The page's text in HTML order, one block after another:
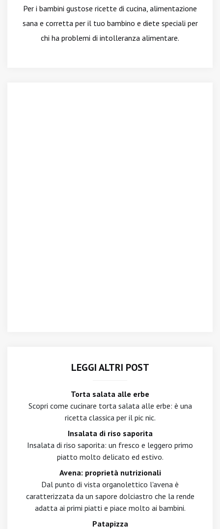
Per i bambini gustose ricette di cucina, alimentazione
sana e corretta per il tuo bambino e diete speciali per
chi ha problemi di intolleranza alimentare.
LEGGI ALTRI POST
Torta salata alle erbe
Scopri come cucinare torta salata alle erbe: è una
ricetta classica per il pic nic.
Insalata di riso saporita
Insalata di riso saporita: un fresco e leggero primo
piatto molto delicato ed estivo.
Avena: proprietà nutrizionali
Dal punto di vista organolettico l'avena è
caratterizzata da un sapore dolciastro che la rende
adatta ai primi piatti e piace molto ai bambini.
Patapizza